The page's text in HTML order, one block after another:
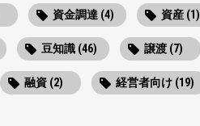
資金調達 (4) 資産 (1)
豆知識 (46) 譲渡 (7)
融資 (2) 経営者向け (19)